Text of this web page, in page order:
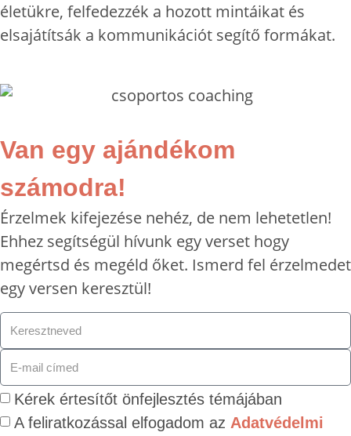
életükre, felfedezzék a hozott mintáikat és
elsajátítsák a kommunikációt segítő formákat.
Van egy ajándékom
számodra!
Érzelmek kifejezése nehéz, de nem lehetetlen!
Ehhez segítségül hívunk egy verset hogy
megértsd és megéld őket. Ismerd fel érzelmedet
egy versen keresztül!
Kérek értesítőt önfejlesztés témájában
A feliratkozással elfogadom az Adatvédelmi